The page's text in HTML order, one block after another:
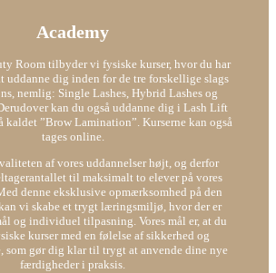
Academy
Room tilbyder vi fysiske kurser, hvor du har
uddanne dig inden for de tre forskellige slags
nemlig: Single Lashes, Hybrid Lashes og
kan du også uddanne dig i Lash Lift
kaldet ”Brow Lamination”. Kurserne kan også
tages online.
af vores uddannelser højt, og derfor
til maksimalt to elever på vores
denne eksklusive opmærksomhed på den
vi skabe et trygt læringsmiljø, hvor der er
og individuel tilpasning. Vores mål er, at du
kurser med en følelse af sikkerhed og
som gør dig klar til trygt at anvende dine nye
færdigheder i praksis.